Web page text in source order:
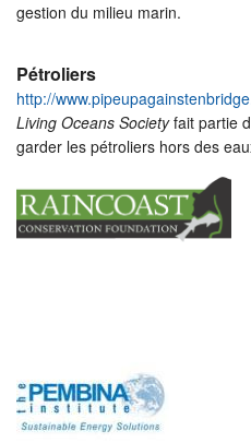
gestion du milieu marin.
Pétroliers
http://
Living Oceans Societyfait partie
garder les pétroliers hors des